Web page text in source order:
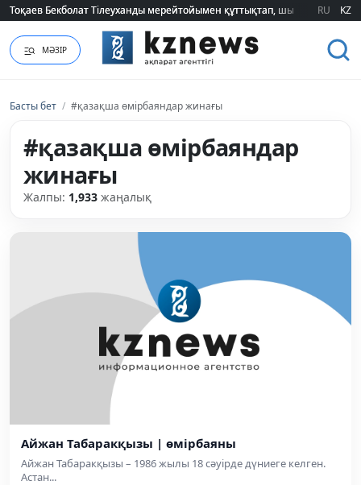
Тоқаев Бекболат Тілеуханды мерейтойымен құттықтап, шығармашылық
Тоқаев Бекболат Тілеуханды мерейтойымен құттықтап, шығармашылық
RU KZ
МӘЗІР
Басты бет / #қазақша өмірбаяндар жинағы
#қазақша өмірбаяндар
жинағы
Жалпы: 1,933 жаңалық
Айжан Табаракқызы | өмірбаяны
Айжан Табаракқызы – 1986 жылы 18 сәуiрде дүниеге келген.
Астан...